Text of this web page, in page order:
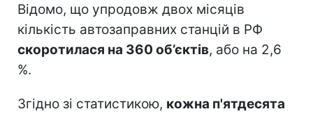
Відомо, що упродовж двох місяців
кількість автозаправних станцій в РФ
скоротилася на 360 об’єктів, або на 2,6
%.
Згідно зі статистикою, кожна п'ятдесята